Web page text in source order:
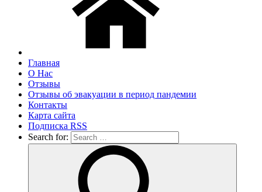
Главная
О Нас
Отзывы
Отзывы об эвакуации в период пандемии
Контакты
Карта сайта
Подписка RSS
Search for: